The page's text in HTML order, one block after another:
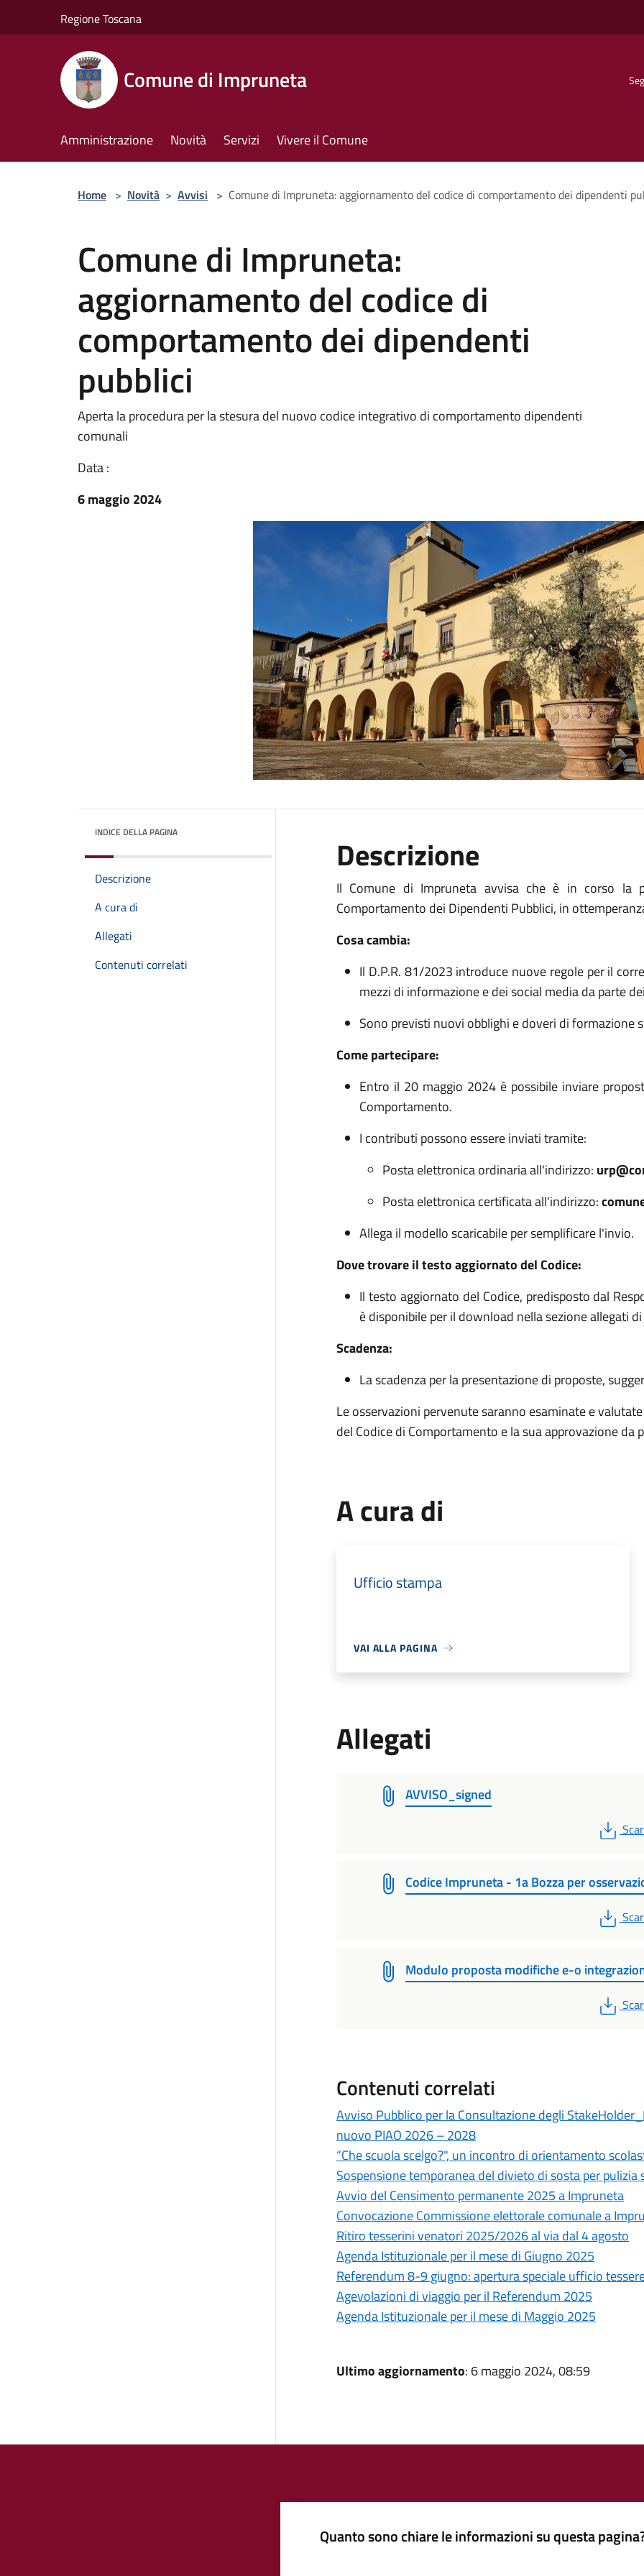
Regione Toscana
Comune di Impruneta
Amministrazione Novità Servizi Vivere il Comune
Home > Novità > Avvisi > Comune di Impruneta: aggiornamento del codice di comportamento dei dipendenti
Comune di Impruneta:
aggiornamento del codice di
comportamento dei dipendenti
pubblici
Aperta la procedura per la stesura del nuovo codice integrativo di comportamento dipendenti
comunali
Data :
6 maggio 2024
INDICE DELLA PAGINA
Descrizione
A cura di
Allegati
Contenuti correlati
Descrizione
Il Comune di Impruneta avvisa che è in corso la
Comportamento dei Dipendenti Pubblici, in
Cosa cambia:
Il D.P.R. 81/2023 introduce nuove regole per il
mezzi di informazione e dei social media da parte
Sono previsti nuovi obblighi e doveri di formazione
Come partecipare:
Entro il 20 maggio 2024 è possibile inviare
Comportamento.
I contributi possono essere inviati tramite:
Posta elettronica ordinaria all'indirizzo:
Posta elettronica certificata all'indirizzo:
Allega il modello scaricabile per semplificare l'invio.
Dove trovare il testo aggiornato del Codice:
Il testo aggiornato del Codice, predisposto dal
è disponibile per il download nella sezione allegati
Scadenza:
La scadenza per la presentazione di proposte,
Le osservazioni pervenute saranno esaminate e
del Codice di Comportamento e la sua approvazione da
A cura di
Ufficio stampa
VAI ALLA PAGINA
Allegati
AVVISO_signed
PDF
Codice Impruneta - 1a Bozza per
PDF
Modulo proposta modifiche e-o
PDF
Contenuti correlati
Avviso Pubblico per la Consultazione degli
nuovo PIAO 2026 – 2028
“Che scuola scelgo?", un incontro di orientamento
Sospensione temporanea del divieto di sosta per pulizia
Avvio del Censimento permanente 2025 a Impruneta
Convocazione Commissione elettorale comunale a
Ritiro tesserini venatori 2025/2026 al via dal 4 agosto
Agenda Istituzionale per il mese di Giugno 2025
Referendum 8-9 giugno: apertura speciale ufficio
Agevolazioni di viaggio per il Referendum 2025
Agenda Istituzionale per il mese di Maggio 2025
Ultimo aggiornamento: 6 maggio 2024, 08:59
Quanto sono chiare le informazioni su questa